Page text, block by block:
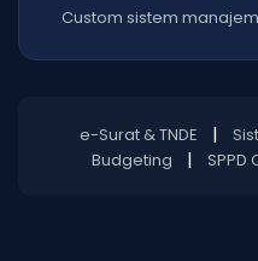
Custom sistem
e-Surat & TNDE |
Budgeting
| SPPD